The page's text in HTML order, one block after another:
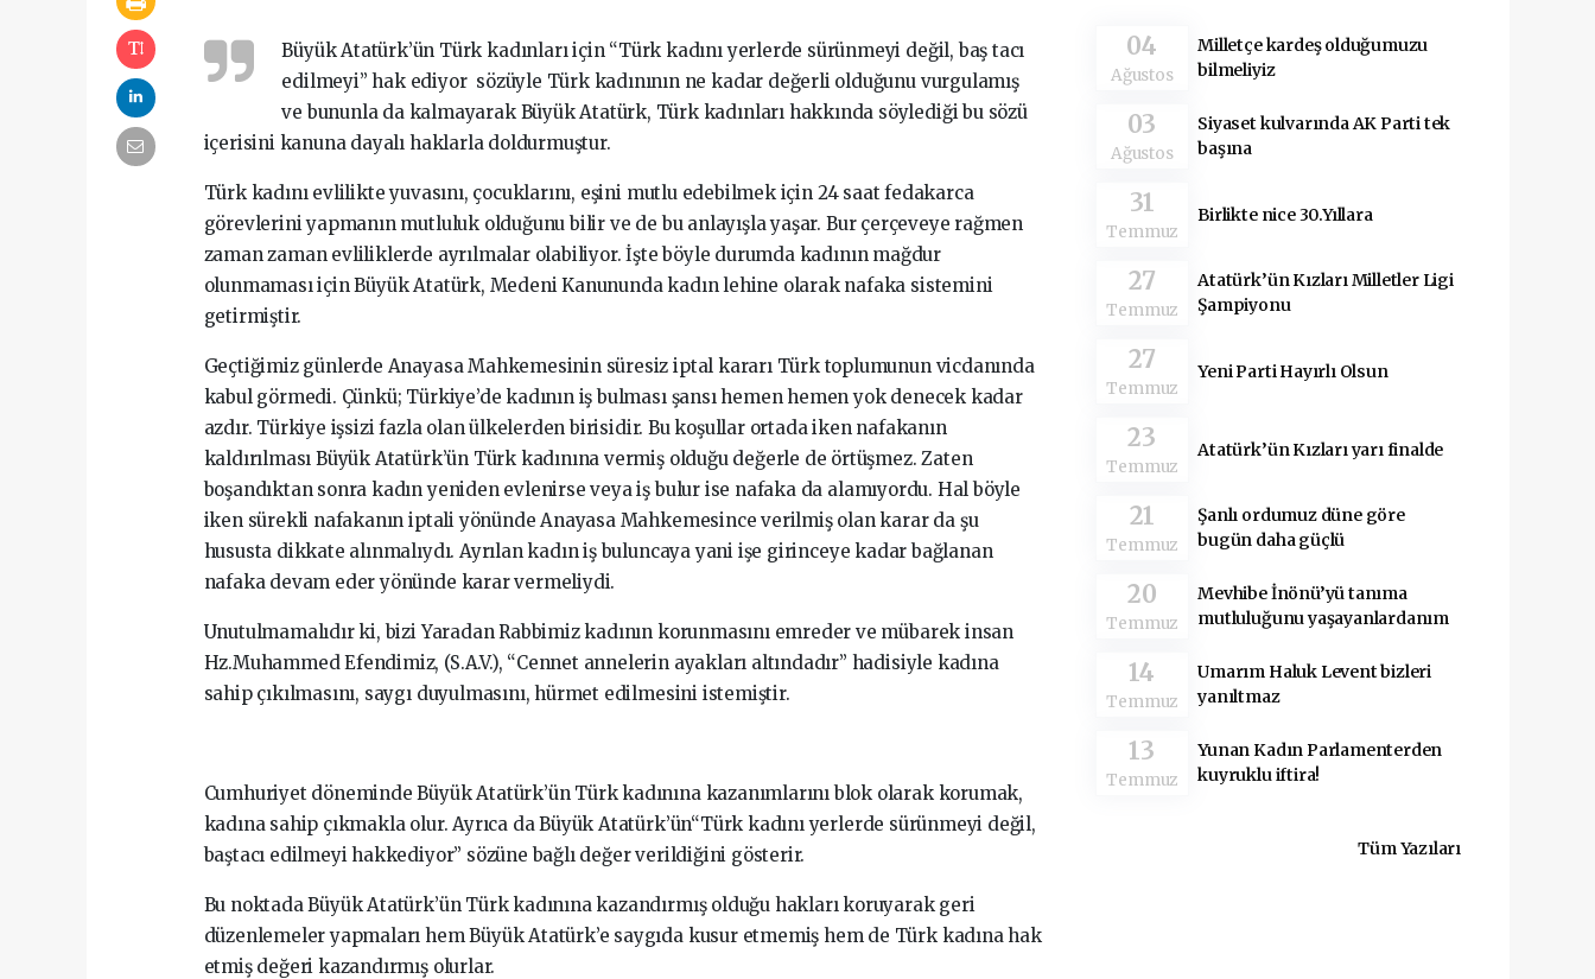
Büyük Atatürk’ün Türk kadınları için “Türk kadını yerlerde sürünmeyi değil, baş tacı
edilmeyi” hak ediyor sözüyle Türk kadınının ne kadar değerli olduğunu vurgulamış
ve bununla da kalmayarak Büyük Atatürk, Türk kadınları hakkında söylediği bu sözü
içerisini kanuna dayalı haklarla doldurmuştur.
Türk kadını evlilikte yuvasını, çocuklarını, eşini mutlu edebilmek için 24 saat fedakarca
görevlerini yapmanın mutluluk olduğunu bilir ve de bu anlayışla yaşar. Bur çerçeveye rağmen
zaman zaman evliliklerde ayrılmalar olabiliyor. İşte böyle durumda kadının mağdur
olunmaması için Büyük Atatürk, Medeni Kanununda kadın lehine olarak nafaka sistemini
getirmiştir.
Geçtiğimiz günlerde Anayasa Mahkemesinin süresiz iptal kararı Türk toplumunun vicdanında
kabul görmedi. Çünkü; Türkiye’de kadının iş bulması şansı hemen hemen yok denecek kadar
azdır. Türkiye işsizi fazla olan ülkelerden birisidir. Bu koşullar ortada iken nafakanın
kaldırılması Büyük Atatürk’ün Türk kadınına vermiş olduğu değerle de örtüşmez. Zaten
boşandıktan sonra kadın yeniden evlenirse veya iş bulur ise nafaka da alamıyordu. Hal böyle
iken sürekli nafakanın iptali yönünde Anayasa Mahkemesince verilmiş olan karar da şu
hususta dikkate alınmalıydı. Ayrılan kadın iş buluncaya yani işe girinceye kadar bağlanan
nafaka devam eder yönünde karar vermeliydi.
Unutulmamalıdır ki, bizi Yaradan Rabbimiz kadının korunmasını emreder ve mübarek insan
Hz.Muhammed Efendimiz, (S.A.V.), “Cennet annelerin ayakları altındadır” hadisiyle kadına
sahip çıkılmasını, saygı duyulmasını, hürmet edilmesini istemiştir.
Cumhuriyet döneminde Büyük Atatürk’ün Türk kadınına kazanımlarını blok olarak korumak,
kadına sahip çıkmakla olur. Ayrıca da Büyük Atatürk’ün“Türk kadını yerlerde sürünmeyi değil,
baştacı edilmeyi hakkediyor” sözüne bağlı değer verildiğini gösterir.
Bu noktada Büyük Atatürk’ün Türk kadınına kazandırmış olduğu hakları koruyarak geri
düzenlemeler yapmaları hem Büyük Atatürk’e saygıda kusur etmemiş hem de Türk kadına hak
etmiş değeri kazandırmış olurlar.
04
Ağustos
Milletçe kardeş olduğumuzu
bilmeliyiz
03
Ağustos
Siyaset kulvarında AK Parti tek
başına
31
Temmuz
Birlikte nice 30.Yıllara
27
Temmuz
Atatürk’ün Kızları Milletler Ligi
Şampiyonu
27
Temmuz
Yeni Parti Hayırlı Olsun
23
Temmuz
Atatürk’ün Kızları yarı finalde
21
Temmuz
Şanlı ordumuz düne göre
bugün daha güçlü
20
Temmuz
Mevhibe İnönü’yü tanıma
mutluluğunu yaşayanlardanım
14
Temmuz
Umarım Haluk Levent bizleri
yanıltmaz
13
Temmuz
Yunan Kadın Parlamenterden
kuyruklu iftira!
Tüm Yazıları